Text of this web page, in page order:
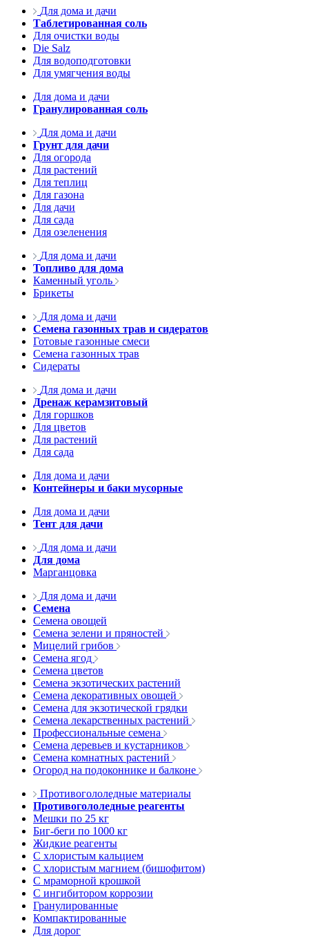
Для дома и дачи
Таблетированная соль
Для очистки воды
Die Salz
Для водоподготовки
Для умягчения воды
Для дома и дачи
Гранулированная соль
Для дома и дачи
Грунт для дачи
Для огорода
Для растений
Для теплиц
Для газона
Для дачи
Для сада
Для озеленения
Для дома и дачи
Топливо для дома
Каменный уголь
Брикеты
Для дома и дачи
Семена газонных трав и сидератов
Готовые газонные смеси
Семена газонных трав
Сидераты
Для дома и дачи
Дренаж керамзитовый
Для горшков
Для цветов
Для растений
Для сада
Для дома и дачи
Контейнеры и баки мусорные
Для дома и дачи
Тент для дачи
Для дома и дачи
Для дома
Марганцовка
Для дома и дачи
Семена
Семена овощей
Семена зелени и пряностей
Мицелий грибов
Семена ягод
Семена цветов
Семена экзотических растений
Семена декоративных овощей
Семена для экзотической грядки
Семена лекарственных растений
Профессиональные семена
Семена деревьев и кустарников
Семена комнатных растений
Огород на подоконнике и балконе
Противогололедные материалы
Противогололедные реагенты
Мешки по 25 кг
Биг-беги по 1000 кг
Жидкие реагенты
С хлористым кальцием
С хлористым магнием (бишофитом)
С мраморной крошкой
С ингибитором коррозии
Гранулированные
Компактированные
Для дорог